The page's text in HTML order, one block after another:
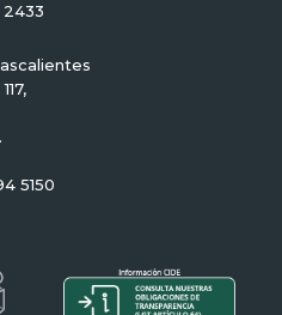
2433
5150